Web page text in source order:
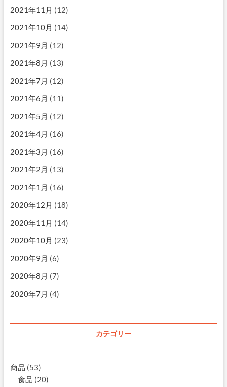
2021年11月 (12)
2021年10月 (14)
2021年9月 (12)
2021年8月 (13)
2021年7月 (12)
2021年6月 (11)
2021年5月 (12)
2021年4月 (16)
2021年3月 (16)
2021年2月 (13)
2021年1月 (16)
2020年12月 (18)
2020年11月 (14)
2020年10月 (23)
2020年9月 (6)
2020年8月 (7)
2020年7月 (4)
カテゴリー
商品 (53)
食品 (20)